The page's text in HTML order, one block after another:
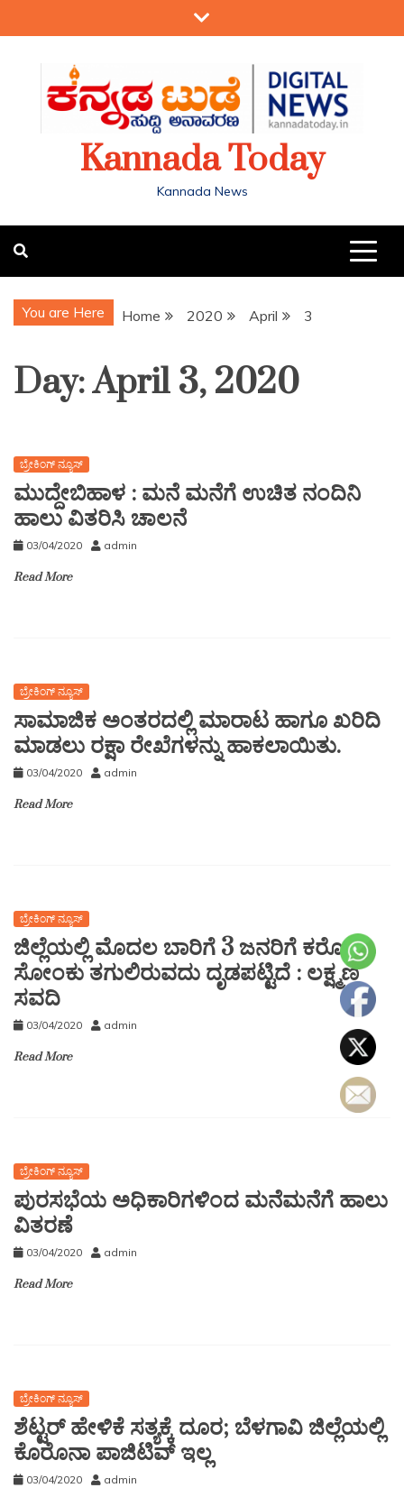
Kannada Today
Kannada News
You are Here Home 2020 April 3
Day:April 3, 2020
ಬ್ರೇಕಿಂಗ್ ನ್ಯೂಸ್
ಮುದ್ದೇಬಿಹಾಳ : ಮನೆ ಮನೆಗೆ ಉಚಿತ ನಂದಿನಿ
ಹಾಲು ವಿತರಿಸಿ ಚಾಲನೆ
03/04/2020 admin
Read More
ಬ್ರೇಕಿಂಗ್ ನ್ಯೂಸ್
ಸಾಮಾಜಿಕ ಅಂತರದಲ್ಲಿ ಮಾರಾಟ ಹಾಗೂ ಖರಿದಿ
ಮಾಡಲು ರಕ್ಷಾ ರೇಖೆಗಳನ್ನು ಹಾಕಲಾಯಿತು.
03/04/2020 admin
Read More
ಬ್ರೇಕಿಂಗ್ ನ್ಯೂಸ್
ಜಿಲ್ಲೆಯಲ್ಲಿ ಮೊದಲ ಬಾರಿಗೆ 3 ಜನರಿಗೆ ಕರೊನಾ
ಸೋಂಕು ತಗುಲಿರುವದು ದೃಡಪಟ್ಟಿದೆ : ಲಕ್ಷ್ಮಣ
ಸವದಿ
03/04/2020 admin
Read More
ಬ್ರೇಕಿಂಗ್ ನ್ಯೂಸ್
ಪುರಸಭೆಯ ಅಧಿಕಾರಿಗಳಿಂದ ಮನೆಮನೆಗೆ ಹಾಲು
ವಿತರಣೆ
03/04/2020 admin
Read More
ಬ್ರೇಕಿಂಗ್ ನ್ಯೂಸ್
ಶೆಟ್ಟರ್ ಹೇಳಿಕೆ ಸತ್ಯಕ್ಕೆ ದೂರ; ಬೆಳಗಾವಿ ಜಿಲ್ಲೆಯಲ್ಲಿ
ಕೊರೊನಾ ಪಾಜಿಟಿವ್ ಇಲ್ಲ
03/04/2020 admin